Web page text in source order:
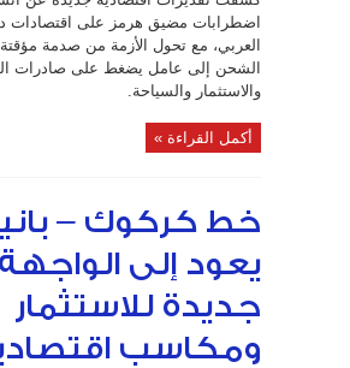
اضطرابات مضيق هرمز على اقتصادات
العربي، مع تحول الأزمة من صدمة
الشحن إلى عامل يضغط على صادرات
والاستثمار والسياحة.
أكمل القراءة »
خط كركوك –
يعود إلى
جديدة للاستثمار
ومكاسب